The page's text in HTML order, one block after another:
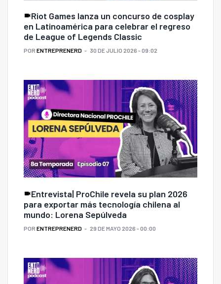
Riot Games lanza un concurso de cosplay
en Latinoamérica para celebrar el regreso
de League of Legends Classic
POR ENTREPRENERD 30 DE JULIO 2026 - 09:02
Entrevista| ProChile revela su plan 2026
para exportar más tecnología chilena al
mundo: Lorena Sepúlveda
POR ENTREPRENERD 29 DE MAYO 2026 - 00:00